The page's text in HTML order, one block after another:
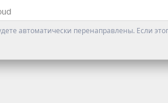
автоматически перенаправлены. Если